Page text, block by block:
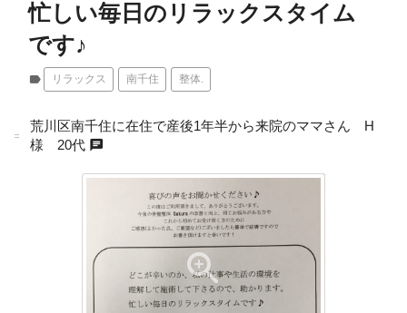
忙しい毎日のリラックスタイム
です♪
label リラックス 南千住 整体.
荒川区南千住に在住で産後1年半から来院のママさん H
様 20代 chat